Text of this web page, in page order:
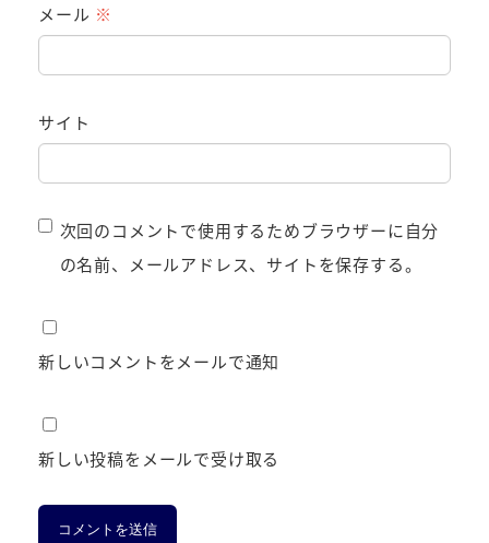
メール ※
サイト
次回のコメントで使用するためブラウザーに自分
の名前、メールアドレス、サイトを保存する。
新しいコメントをメールで通知
新しい投稿をメールで受け取る